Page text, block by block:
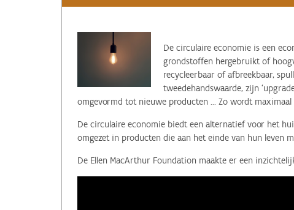
‌De circulaire economie is een
grondstoffen hergebruikt of
recycleerbaar of afbreekbaar,
tweedehandswaarde, zijn
omgevormd tot nieuwe producten ... Zo wordt
De circulaire economie biedt een alternatief voor het
omgezet in producten die aan het einde van hun leven
De Ellen MacArthur Foundation maakte er een